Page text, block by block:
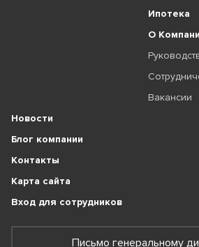
Ипотека
О
Вакансии
Новости
Блог компании
Контакты
Карта сайта
Вход для сотрудников
Письмо генеральному